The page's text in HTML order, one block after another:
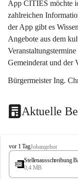
App CITIES möchte
zahlreichen
der App gibt es
Angebote aus dem
Gemeinderat und der
Bürgermeister Ing.
Aktuelle
S
t
s
vor 1 TagJobangebot
Stellenausschreibung
0,4 MB